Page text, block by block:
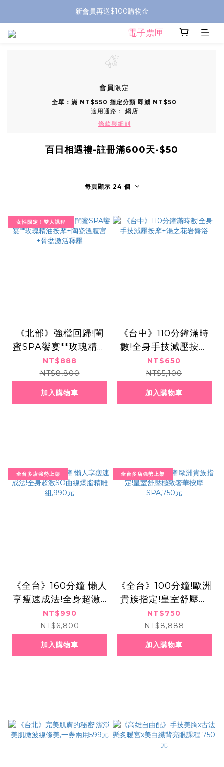
新會員再送$100購物金
電子票匣
會員限定
全單：滿 NT$550 指定分類 即減 NT$50
適用通路： 網店
條款與細則
百日相遇禮-註冊滿600天-$50
每頁顯示 24 個
女性限定！雙人課程
《北部》強檔回歸!閨
蜜SPA饗宴**玫瑰精油
按摩+陶瓷溫腹宮+骨
盆激活釋壓
NT$888
NT$8,800
加入購物車
《台中》110分鐘滿時
數!全身手技減壓按摩
+湯之花岩盤浴
NT$650
NT$5,100
加入購物車
全台多店強勢上架
《全台》160分鐘 懶人
享瘦速成法!全身超激S
O曲線爆脂精雕組,99
0元
NT$990
NT$6,800
加入購物車
全台多店強勢上架
《全台》100分鐘!歐洲
貴族指定!皇室舒壓極
致奢華按摩SPA,750
元
NT$750
NT$8,888
加入購物車